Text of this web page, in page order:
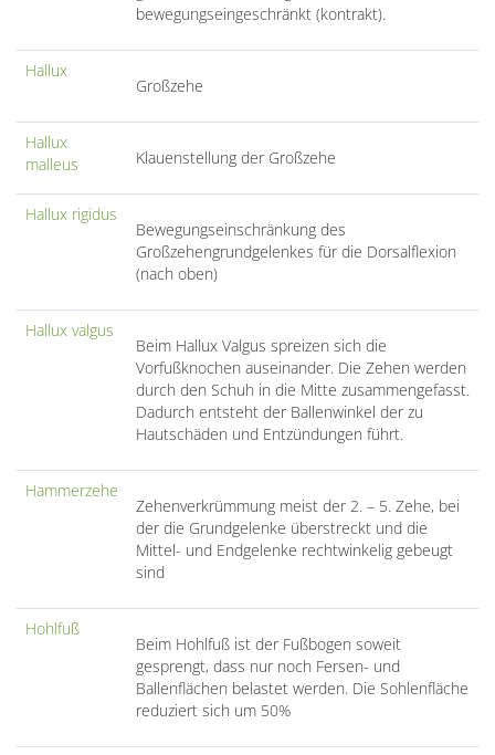
bewegungseingeschränkt (kontrakt).
Hallux
Großzehe
Hallux
malleus
Klauenstellung der Großzehe
Hallux rigidus
Bewegungseinschränkung des
Großzehengrundgelenkes für die Dorsalflexion
(nach oben)
Hallux valgus
Beim Hallux Valgus spreizen sich die
Vorfußknochen auseinander. Die Zehen werden
durch den Schuh in die Mitte zusammengefasst.
Dadurch entsteht der Ballenwinkel der zu
Hautschäden und Entzündungen führt.
Hammerzehe
Zehenverkrümmung meist der 2. – 5. Zehe, bei
der die Grundgelenke überstreckt und die
Mittel- und Endgelenke rechtwinkelig gebeugt
sind
Hohlfuß
Beim Hohlfuß ist der Fußbogen soweit
gesprengt, dass nur noch Fersen- und
Ballenflächen belastet werden. Die Sohlenfläche
reduziert sich um 50%